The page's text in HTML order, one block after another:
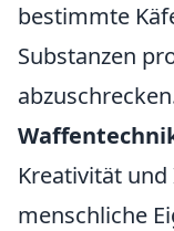
bestimmte
Substanzen
Kreativität
menschliche